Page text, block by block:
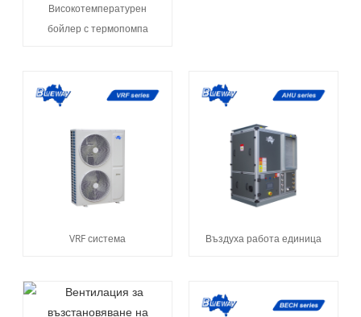
Високотемпературен
бойлер с термопомпа
VRF система Въздуха работа единица